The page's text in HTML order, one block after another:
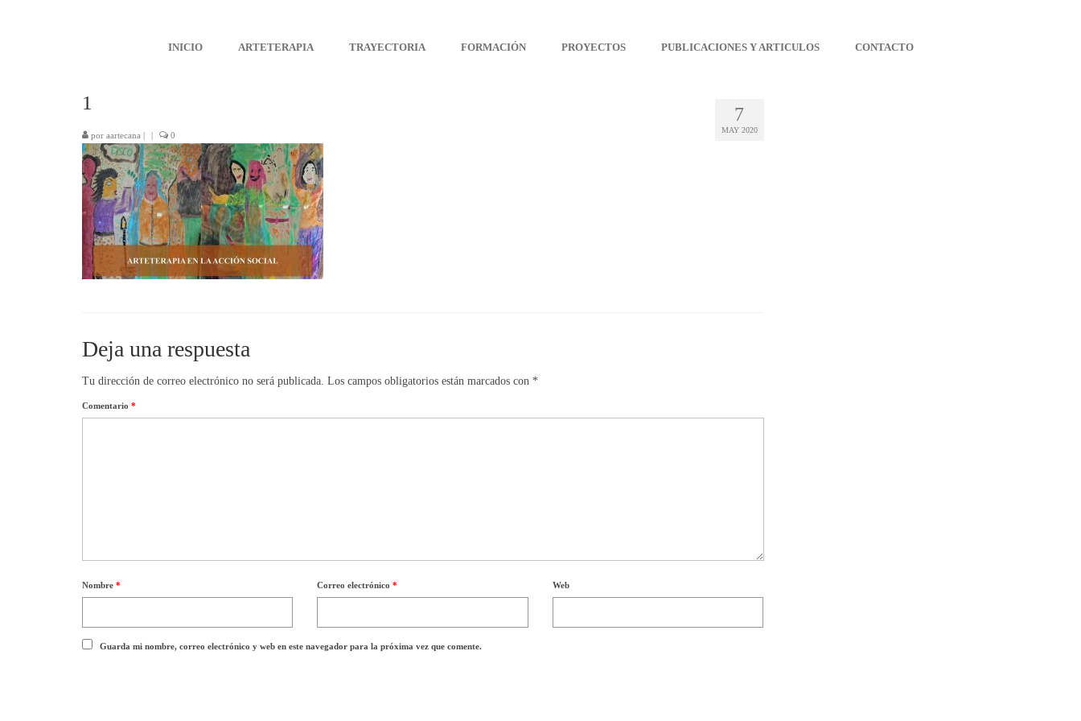
INICIO ARTETERAPIA TRAYECTORIA FORMACIÓN PROYECTOS PUBLICACIONES Y ARTICULOS CONTACTO
7
MAY 2020
1
por aartecana | | 0
Deja una respuesta
Tu dirección de correo electrónico no será publicada. Los campos obligatorios están marcados con *
Comentario *
Nombre * Correo electrónico* Web
Guarda mi nombre, correo electrónico y web en este navegador para la próxima vez que comente.